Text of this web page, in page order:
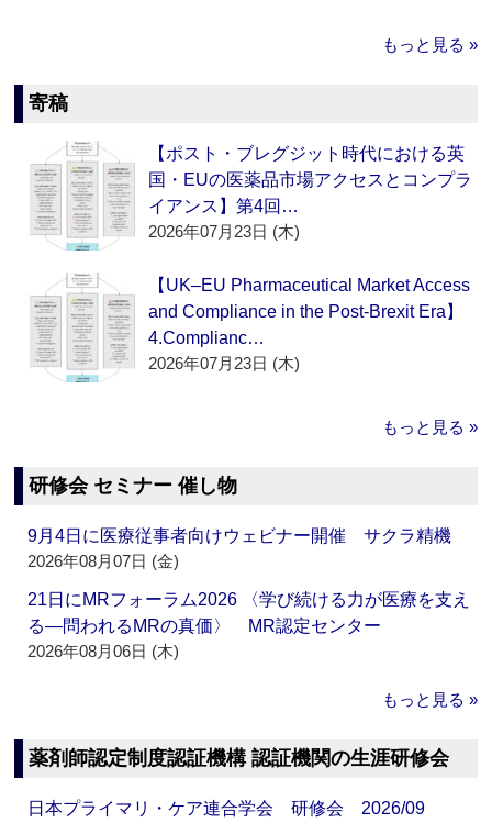
もっと見る »
寄稿
【ポスト・ブレグジット時代における英
国・EUの医薬品市場アクセスとコンプラ
イアンス】第4回…
2026年07月23日 (木)
【UK–EU Pharmaceutical Market Access
and Compliance in the Post-Brexit Era】
4.Complianc…
2026年07月23日 (木)
もっと見る »
研修会 セミナー 催し物
9月4日に医療従事者向けウェビナー開催 サクラ精機
2026年08月07日 (金)
21日にMRフォーラム2026 〈学び続ける力が医療を支え
る―問われるMRの真価〉 MR認定センター
2026年08月06日 (木)
もっと見る »
薬剤師認定制度認証機構 認証機関の生涯研修会
日本プライマリ・ケア連合学会 研修会 2026/09